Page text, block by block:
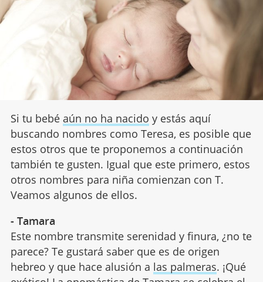
Si tu bebé aún no ha nacido y estás aquí
buscando nombres como Teresa, es posible que
estos otros que te proponemos a continuación
también te gusten. Igual que este primero, estos
otros nombres para niña comienzan con T.
Veamos algunos de ellos.
- Tamara
Este nombre transmite serenidad y finura, ¿no te
parece? Te gustará saber que es de origen
hebreo y que hace alusión a las palmeras. ¡Qué